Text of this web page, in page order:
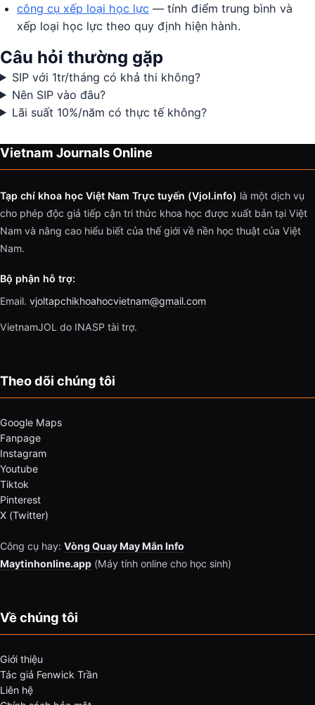
công cụ xếp loại học lực — tính điểm trung bình và
xếp loại học lực theo quy định hiện hành.
Câu hỏi thường gặp
SIP với 1tr/tháng có khả thi không?
Nên SIP vào đâu?
Lãi suất 10%/năm có thực tế không?
Vietnam Journals Online
Tạp chí khoa học Việt Nam Trực tuyến (Vjol.info) là một dịch vụ
cho phép độc giả tiếp cận tri thức khoa học được xuất bản tại Việt
Nam và nâng cao hiểu biết của thế giới về nền học thuật của Việt
Nam.
Bộ phận hỗ trợ:
Email. vjoltapchikhoahocvietnam@gmail.com
VietnamJOL do INASP tài trợ.
Theo dõi chúng tôi
Google Maps
Fanpage
Instagram
Youtube
Tiktok
Pinterest
X (Twitter)
Công cụ hay: Vòng Quay May Mắn Info
Maytinhonline.app (Máy tính online cho học sinh)
Về chúng tôi
Giới thiệu
Tác giả Fenwick Trần
Liên hệ